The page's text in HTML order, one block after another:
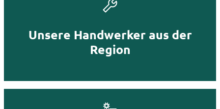
Unsere Handwerker aus der
Region